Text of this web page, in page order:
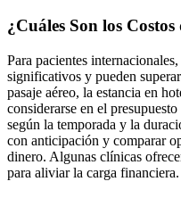
¿Cuáles Son los
Para pacientes
significativos y pueden
pasaje aéreo, la estancia en
considerarse en el
según la temporada y la
con anticipación y comparar
dinero. Algunas clínicas
para aliviar la carga financiera.